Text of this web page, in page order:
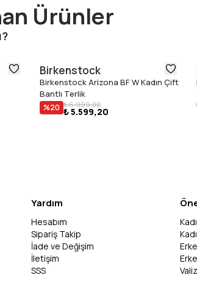
Ürünler
Birkenstock
Birkenstock Arizona BF W Kadın Çift
Bantlı Terlik
%20 ₺ 6.999,00
₺ 5.599,20
Yardım
Hesabım
Sipariş Takip
İade ve Değişim
İletişim
SSS